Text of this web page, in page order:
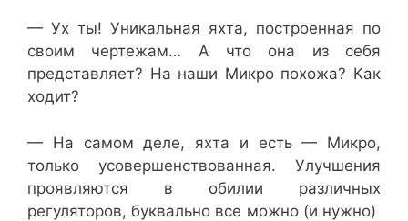
— Ух ты! Уникальная яхта, построенная по
своим чертежам… А что она из себя
представляет? На наши Микро похожа? Как
ходит?
— На самом деле, яхта и есть — Микро,
только усовершенствованная. Улучшения
проявляются в обилии различных
регуляторов, буквально все можно (и нужно)